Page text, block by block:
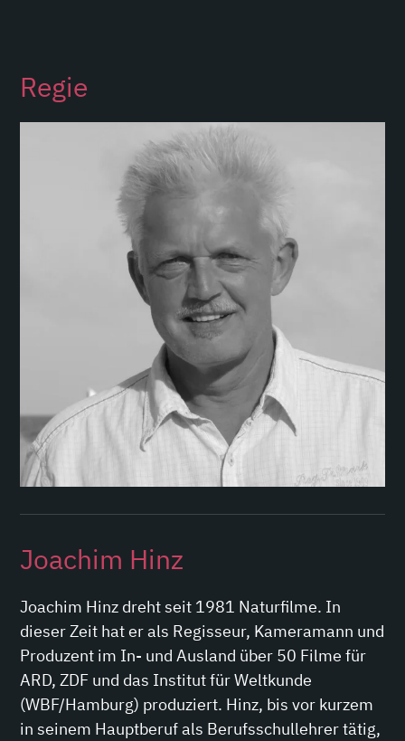
Regie
Joachim Hinz
Joachim Hinz dreht seit 1981 Naturfilme. In
dieser Zeit hat er als Regisseur, Kameramann und
Produzent im In- und Ausland über 50 Filme für
ARD, ZDF und das Institut für Weltkunde
(WBF/Hamburg) produziert. Hinz, bis vor kurzem
in seinem Hauptberuf als Berufsschullehrer tätig,